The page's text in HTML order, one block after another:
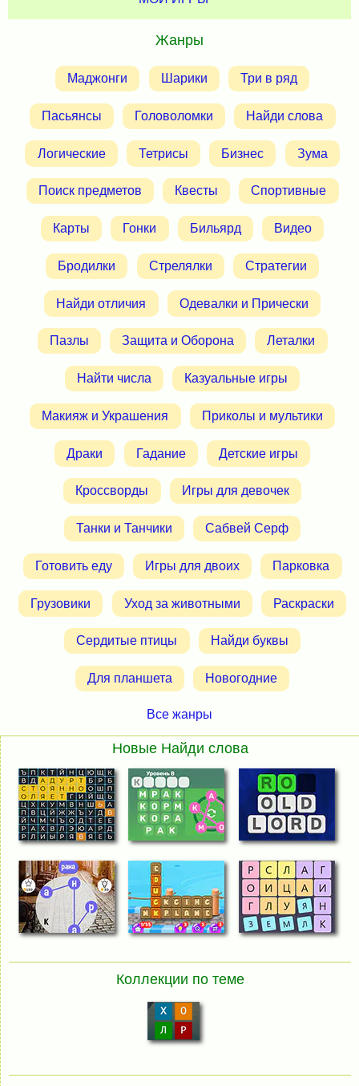
Жанры
Маджонги Шарики Три в ряд
Пасьянсы Головоломки Найди слова
Логические Тетрисы Бизнес Зума
Поиск предметов Квесты Спортивные
Карты Гонки Бильярд Видео
Бродилки Стрелялки Стратегии
Найди отличия Одевалки и Прически
Пазлы Защита и Оборона Леталки
Найти числа Казуальные игры
Макияж и Украшения Приколы и мультики
Драки Гадание Детские игры
Кроссворды Игры для девочек
Танки и Танчики Сабвей Серф
Готовить еду Игры для двоих Парковка
Грузовики Уход за животными Раскраски
Сердитые птицы Найди буквы
Для планшета Новогодние
Все жанры
Новые Найди слова
Коллекции по теме